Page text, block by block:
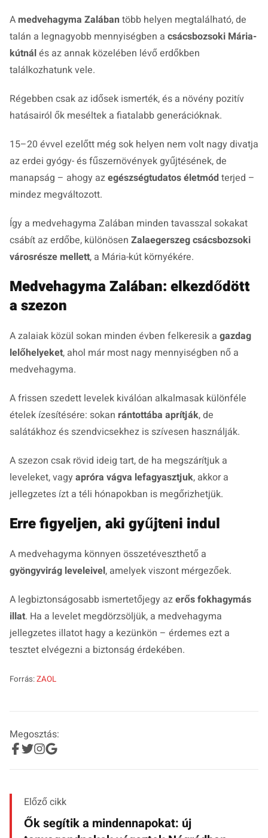
Amedvehagyma Zalában több helyen megtalálható, de
talán a legnagyobb mennyiségben a csácsbozsoki Mária-
kútnálés az annak közelében lévő erdőkben
találkozhatunk vele.
Régebben csak az idősek ismerték, és a növény pozitív
hatásairól ők meséltek a fiatalabb generációknak.
15–20 évvel ezelőtt még sok helyen nem volt nagy divatja
az erdei gyógy- és fűszernövények gyűjtésének, de
manapság – ahogy azegészségtudatos életmódterjed –
mindez megváltozott.
Így a medvehagyma Zalában minden tavasszal sokakat
csábít az erdőbe, különösen Zalaegerszeg csácsbozsoki
városrésze mellett, a Mária-kút környékére.
Medvehagyma Zalában: elkezdődött
a szezon
A zalaiak közül sokan minden évben felkeresik a gazdag
lelőhelyeket, ahol már most nagy mennyiségben nő a
medvehagyma.
A frissen szedett levelek kiválóan alkalmasak különféle
ételek ízesítésére: sokan rántottába aprítják, de
salátákhoz és szendvicsekhez is szívesen használják.
A szezon csak rövid ideig tart, de ha megszárítjuk a
leveleket, vagy apróra vágva lefagyasztjuk, akkor a
jellegzetes ízt a téli hónapokban is megőrizhetjük.
Erre figyeljen, aki gyűjteni indul
A medvehagyma könnyen összetéveszthető a
gyöngyvirág leveleivel, amelyek viszont mérgezőek.
A legbiztonságosabb ismertetőjegy azerős fokhagymás
illat. Ha a levelet megdörzsöljük, a medvehagyma
jellegzetes illatot hagy a kezünkön – érdemes ezt a
tesztet elvégezni a biztonság érdekében.
Forrás:ZAOL
Megosztás:
Előző cikk
Ők segítik a mindennapokat: új